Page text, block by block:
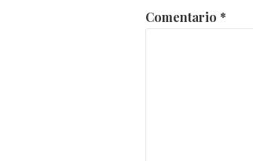
Comentario *